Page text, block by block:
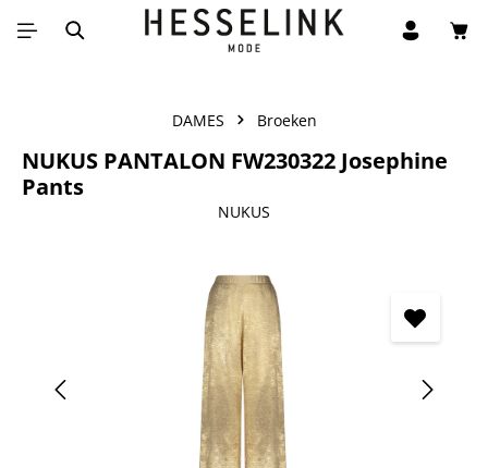
Ga naar de hoofdinhoud
DAMES Broeken
NUKUS PANTALON FW230322 Josephine
Pants
NUKUS
Afbeeldingengalerij overslaan